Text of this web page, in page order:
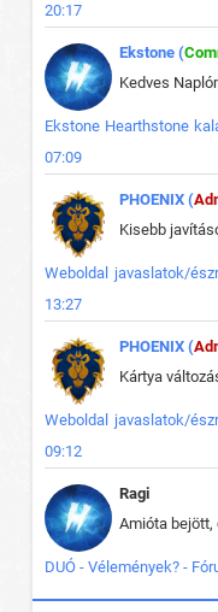
20:17
Ekstone (
Kedves
Ekstone Hearthstone
07:09
PHOENIX (
Kisebb
Weboldal javaslatok/
13:27
PHOENIX (
Weboldal javaslatok/
09:12
Ragi
DUÓ - Vélemények? -